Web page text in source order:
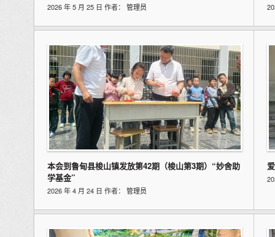
2026 年 5 月 25 日 作者： 管理员
本会到鲁甸县梭山镇发放第42期（梭山第3期）“妙舍助
学基金”
2026 年 4 月 24 日 作者： 管理员